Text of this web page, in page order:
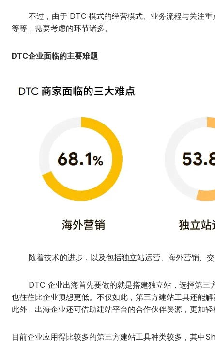
不过，由于 DTC 模式的经营模式、业务流程与关注重
等等，需要考虑的环节诸多。
DTC企业面临的主要难题
随着技术的进步，以及包括独立站运营、海外营销、交
DTC 企业出海首先要做的就是搭建独立站，选择第三
也往往比企业预想更低。不仅如此，第三方建站工具还能
此外，出海企业还可借助建站平台的合作伙伴资源，更加
目前企业应用得比较多的第三方建站工具种类较多，其中